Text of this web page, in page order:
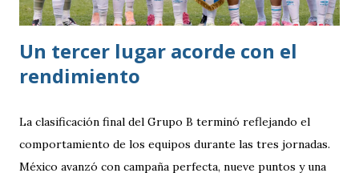
Un tercer lugar acorde con el
rendimiento
La clasificación final del Grupo B terminó reflejando el
comportamiento de los equipos durante las tres jornadas.
México avanzó con campaña perfecta, nueve puntos y una